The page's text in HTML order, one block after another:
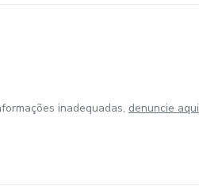
inadequadas, denuncie aqui